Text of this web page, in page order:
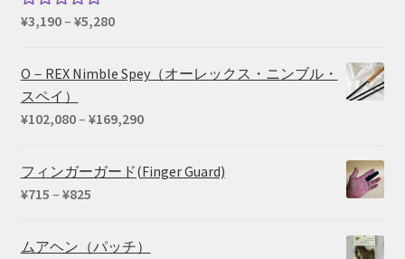
で
た。
す。
5段階中
¥3,190– ¥5,280価
帯:
–
O－REX Nimble Spey（オーレックス・ニンブル・
スペイ）
¥102,080– ¥169,290価
帯:
フィンガーガード(Finger Guard)
¥715 – ¥825価
帯:
ムアヘン（パッチ）